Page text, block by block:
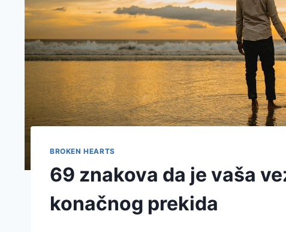
BROKEN HEARTS
69 znakova da je vaša
konačnog prekida